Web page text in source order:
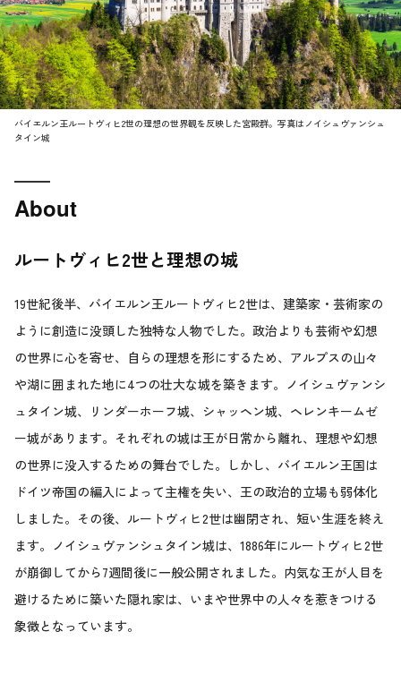
バイエルン王ルートヴィヒ2世の理想の世界観を反映した宮殿群。写真はノイシュヴァンシュ
タイン城
About
ルートヴィヒ2世と理想の城
19世紀後半、バイエルン王ルートヴィヒ2世は、建築家・芸術家の
ように創造に没頭した独特な人物でした。政治よりも芸術や幻想
の世界に心を寄せ、自らの理想を形にするため、アルプスの山々
や湖に囲まれた地に4つの壮大な城を築きます。ノイシュヴァンシ
ュタイン城、リンダーホーフ城、シャッヘン城、ヘレンキームゼ
ー城があります。それぞれの城は王が日常から離れ、理想や幻想
の世界に没入するための舞台でした。しかし、バイエルン王国は
ドイツ帝国の編入によって主権を失い、王の政治的立場も弱体化
しました。その後、ルートヴィヒ2世は幽閉され、短い生涯を終え
ます。ノイシュヴァンシュタイン城は、1886年にルートヴィヒ2世
が崩御してから7週間後に一般公開されました。内気な王が人目を
避けるために築いた隠れ家は、いまや世界中の人々を惹きつける
象徴となっています。